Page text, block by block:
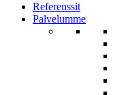
Referenssit
Palvelumme